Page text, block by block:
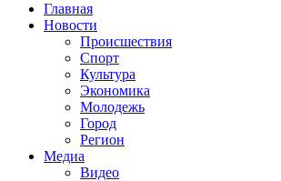
ГАЗЕТАГлавная
Новости
Происшествия
Спорт
Культура
Экономика
Молодежь
Город
Регион
Медиа
Видео